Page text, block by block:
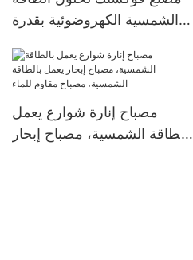
الشمسية الكهروضوئية بقدرة
لأنظمة الطاقة الشمسية خارج
الشبكة بجهد 120 فولت، ويخدم
مصباح إنارة شوارع يعمل
بالطاقة الشمسية، مصباح إبحار